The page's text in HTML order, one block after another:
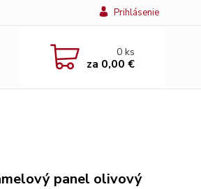
Prihlásenie
0ks
za 0,00 €
panel olivový